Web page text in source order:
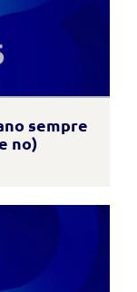
sempre
no)